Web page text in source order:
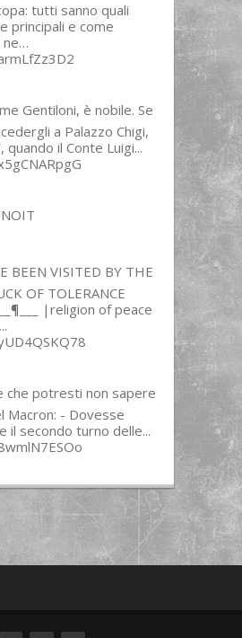
tutti sanno quali
principali e come
ne…
Gentiloni, è nobile. Se
a Palazzo Chigi,
quando il Conte Luigi...
BEEN VISITED BY THE
OF TOLERANCE
|religion of peace
che potresti non sapere
Macron: - Dovesse
il secondo turno delle...